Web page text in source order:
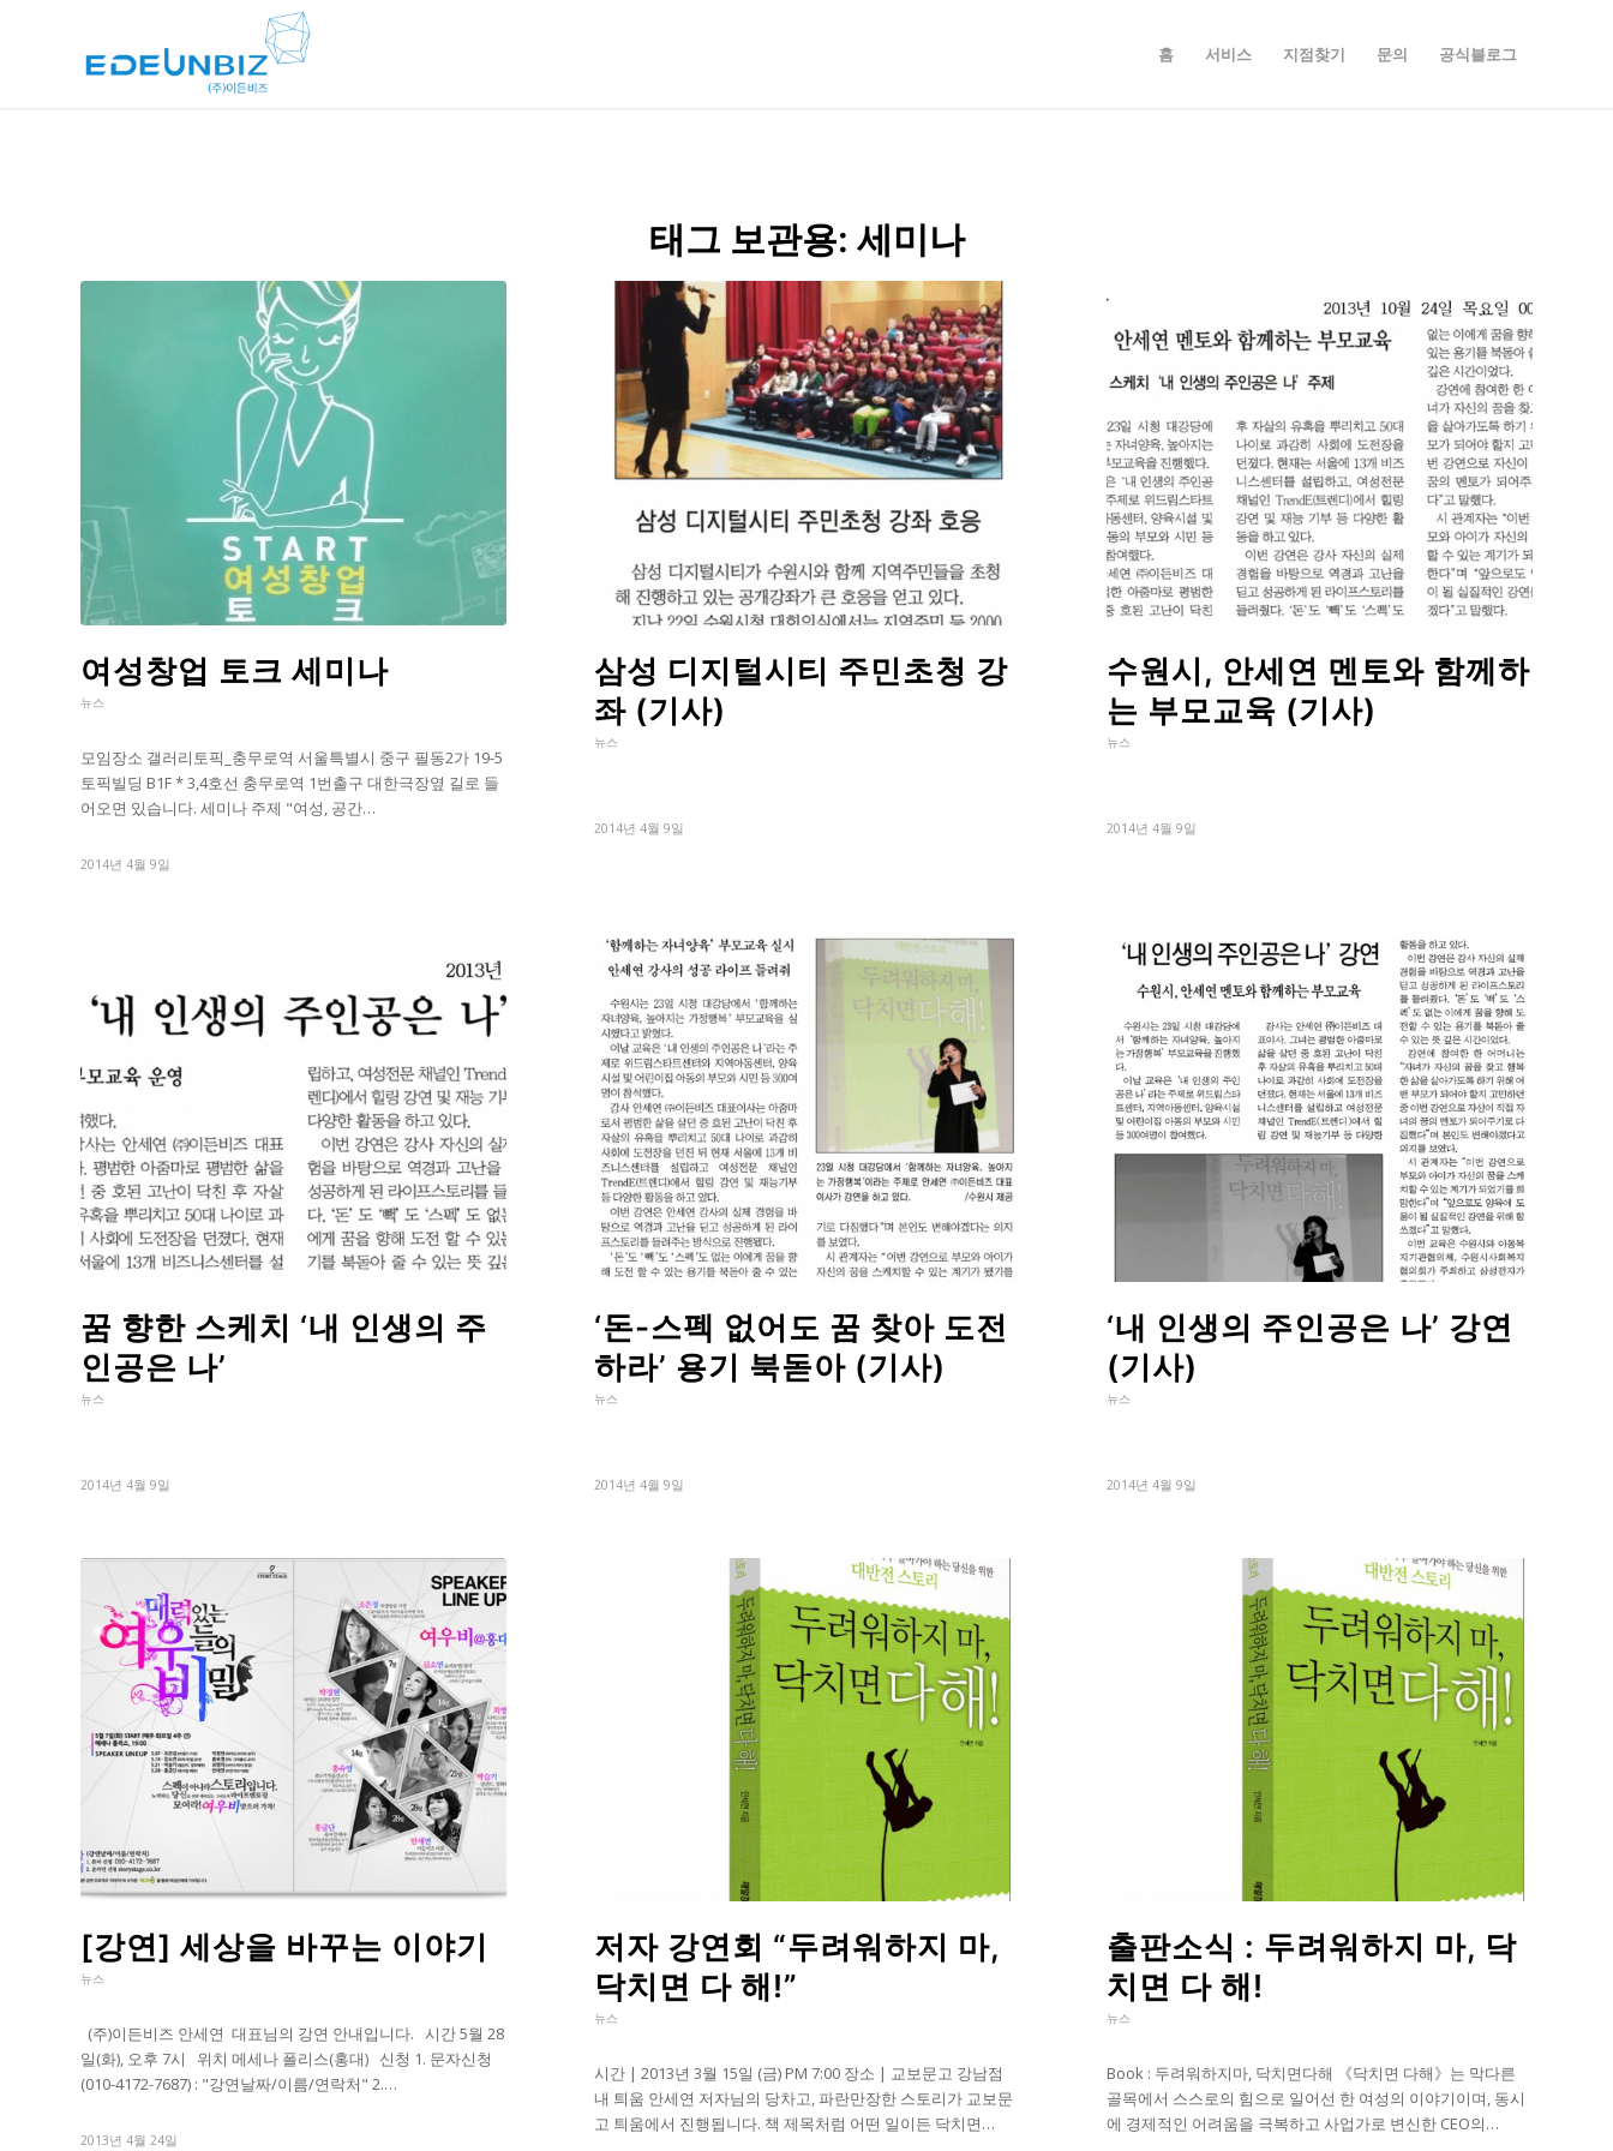
홈 서비스 지점찾기 문의 공식블로그
태그 보관용: 세미나
여성창업 토크 세미나
뉴스
모임장소 갤러리토픽_충무로역 서울특별시 중구 필동2가 19-5
토픽빌딩 B1F * 3,4호선 충무로역 1번출구 대한극장옆 길로 들
어오면 있습니다. 세미나 주제 "여성, 공간…
2014년 4월 9일
삼성 디지털시티 주민초청 강
좌 (기사)
뉴스
2014년 4월 9일
수원시, 안세연 멘토와 함께하
는 부모교육 (기사)
뉴스
2014년 4월 9일
꿈 향한 스케치 ‘내 인생의 주
인공은 나’
뉴스
2014년 4월 9일
‘돈-스펙 없어도 꿈 찾아 도전
하라’ 용기 북돋아 (기사)
뉴스
2014년 4월 9일
‘내 인생의 주인공은 나’ 강연
(기사)
뉴스
2014년 4월 9일
[강연] 세상을 바꾸는 이야기
뉴스
(주)이든비즈 안세연 대표님의 강연 안내입니다. 시간 5월 28
일(화), 오후 7시 위치 메세나 폴리스(홍대) 신청 1. 문자신청
(010-4172-7687) : "강연날짜/이름/연락처" 2.…
2013년 4월 24일
저자 강연회 “두려워하지 마,
닥치면 다 해!”
뉴스
시간 | 2013년 3월 15일 (금) PM 7:00 장소 | 교보문고 강남점
내 틔움 안세연 저자님의 당차고, 파란만장한 스토리가 교보문
고 틔움에서 진행됩니다. 책 제목처럼 어떤 일이든 닥치면…
출판소식 : 두려워하지 마, 닥
치면 다 해!
뉴스
Book : 두려워하지마, 닥치면다해 《닥치면 다해》는 막다른
골목에서 스스로의 힘으로 일어선 한 여성의 이야기이며, 동시
에 경제적인 어려움을 극복하고 사업가로 변신한 CEO의…